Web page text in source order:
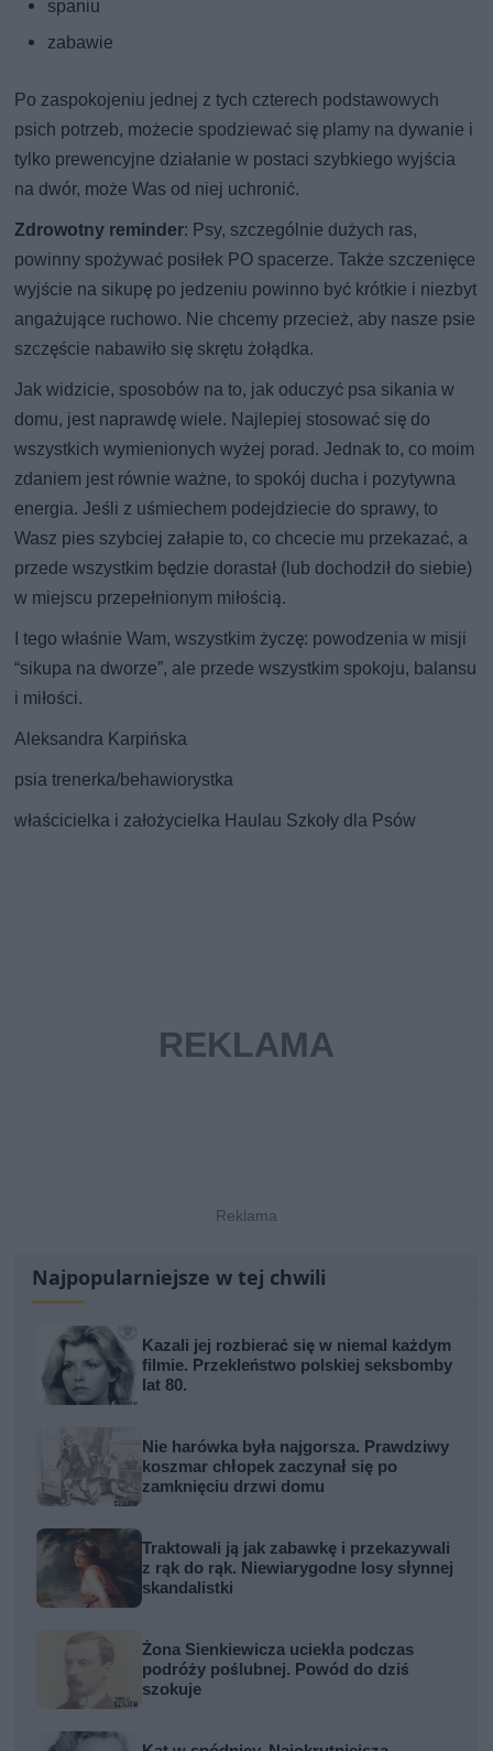
spaniu
zabawie
Po zaspokojeniu jednej z tych czterech podstawowych
psich potrzeb, możecie spodziewać się plamy na dywanie i
tylko prewencyjne działanie w postaci szybkiego wyjścia
na dwór, może Was od niej uchronić.
Zdrowotny reminder: Psy, szczególnie dużych ras,
powinny spożywać posiłek PO spacerze. Także szczenięce
wyjście na sikupę po jedzeniu powinno być krótkie i niezbyt
angażujące ruchowo. Nie chcemy przecież, aby nasze psie
szczęście nabawiło się skrętu żołądka.
Jak widzicie, sposobów na to, jak oduczyć psa sikania w
domu, jest naprawdę wiele. Najlepiej stosować się do
wszystkich wymienionych wyżej porad. Jednak to, co moim
zdaniem jest równie ważne, to spokój ducha i pozytywna
energia. Jeśli z uśmiechem podejdziecie do sprawy, to
Wasz pies szybciej załapie to, co chcecie mu przekazać, a
przede wszystkim będzie dorastał (lub dochodził do siebie)
w miejscu przepełnionym miłością.
I tego właśnie Wam, wszystkim życzę: powodzenia w misji
“sikupa na dworze”, ale przede wszystkim spokoju, balansu
i miłości.
Aleksandra Karpińska
psia trenerka/behawiorystka
właścicielka i założycielka Haulau Szkoły dla Psów
Najpopularniejsze w tej chwili
Kazali jej rozbierać się w niemal każdym
filmie. Przekleństwo polskiej seksbomby
lat 80.
Nie harówka była najgorsza. Prawdziwy
koszmar chłopek zaczynał się po
zamknięciu drzwi domu
Traktowali ją jak zabawkę i przekazywali
z rąk do rąk. Niewiarygodne losy słynnej
skandalistki
Żona Sienkiewicza uciekła podczas
podróży poślubnej. Powód do dziś
szokuje